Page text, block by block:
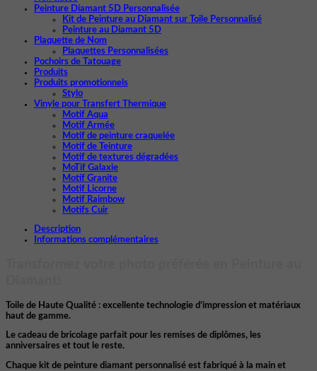
Peinture Diamant 5D Personnalisée
Kit de Peinture au Diamant sur Toile Personnalisé
Peinture au Diamant 5D
Plaquette de Nom
Plaquettes Personnalisées
Pochoirs de Tatouage
Produits
Produits promotionnels
Stylo
Vinyle pour Transfert Thermique
Motif Aqua
Motif Armée
Motif de peinture craquelée
Motif de Teinture
Motif de textures dégradées
MoTif Galaxie
Motif Granite
Motif Licorne
Motif Raimbow
Motifs Cuir
Description
Informations complémentaires
Toile de Haute Qualité : excellente technologie d’impression et matériaux
haut de gamme.
Le cadeau de bricolage parfait pour les remises de diplômes, les
anniversaires et tout le reste.
Chaque kit de peinture diamant personnalisé est fabriqué à la main et